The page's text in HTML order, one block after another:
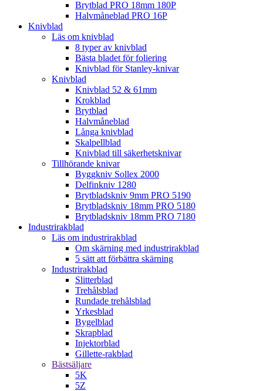
Brytblad PRO 18mm 180P
Halvmåneblad PRO 16P
Knivblad
Läs om knivblad
8 typer av knivblad
Bästa bladet för foliering
Knivblad för Stanley-knivar
Knivblad
Knivblad 52 & 61mm
Krokblad
Brytblad
Halvmåneblad
Långa knivblad
Skalpellblad
Knivblad till säkerhetsknivar
Tillhörande knivar
Byggkniv Sollex 2000
Delfinkniv 1280
Brytbladskniv 9mm PRO 5190
Brytbladskniv 18mm PRO 5180
Brytbladskniv 18mm PRO 7180
Industrirakblad
Läs om industrirakblad
Om skärning med industrirakblad
5 sätt att förbättra skärning
Industrirakblad
Slitterblad
Trehålsblad
Rundade trehålsblad
Yrkesblad
Bygelblad
Skrapblad
Injektorblad
Gillette-rakblad
Bästsäljare
5K
5Z